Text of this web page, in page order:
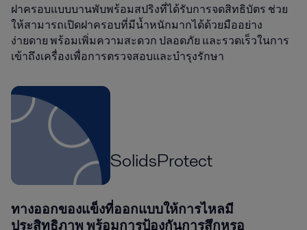
ฝาครอบแบบบานพับพร้อมสปริงที่ได้รับการจดสิทธิบัตร ช่วย
ให้สามารถเปิดฝาครอบที่มีน้ำหนักมากได้ด้วยมืออย่าง
ง่ายดาย พร้อมเพิ่มความสะดวก ปลอดภัย และรวดเร็วในการ
เข้าถึงเครื่องเพื่อการตรวจสอบและบำรุงรักษา
SolidsProtect
ทางออกของแข็งที่ออกแบบให้การไหลมี
ประสิทธิภาพ พร้อมการป้องกันการสึกหรอ